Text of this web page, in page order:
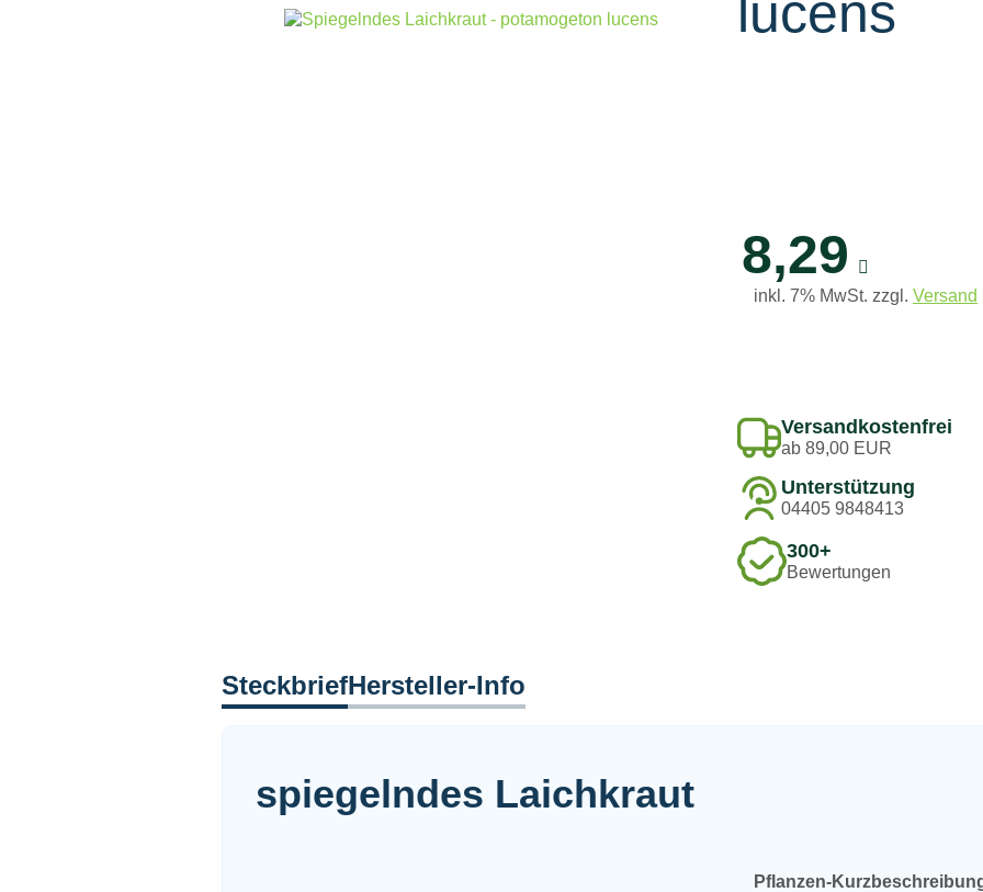
lucens
8,29
inkl. 7% MwSt. zzgl. Versand
Versandkostenfrei
ab 89,00 EUR
Unterstützung
04405 9848413
300+
Bewertungen
SteckbriefHersteller-Info
spiegelndes Laichkraut
Pflanzen-